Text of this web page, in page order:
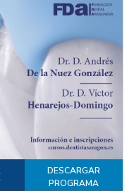
DESCARGAR
PROGRAMA